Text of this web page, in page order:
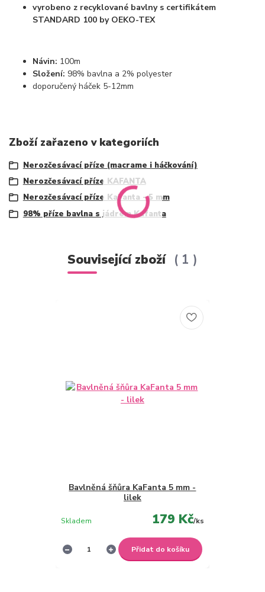
vyrobeno z recyklované bavlny s certifikátem
STANDARD 100 by OEKO-TEX
Návin: 100m
Složení: 98% bavlna a 2% polyester
doporučený háček 5-12mm
Zboží zařazeno v kategoriích
Nerozčesávací příze (macrame i háčkování)
Nerozčesávací příze KAFANTA
Nerozčesávací příze KaFanta - 5 mm
98% příze bavlna s jádrem Kafanta
Související zboží 1
Bavlněná šňůra KaFanta 5 mm -
lilek
179 Kč/ks
Skladem
Přidat do košíku